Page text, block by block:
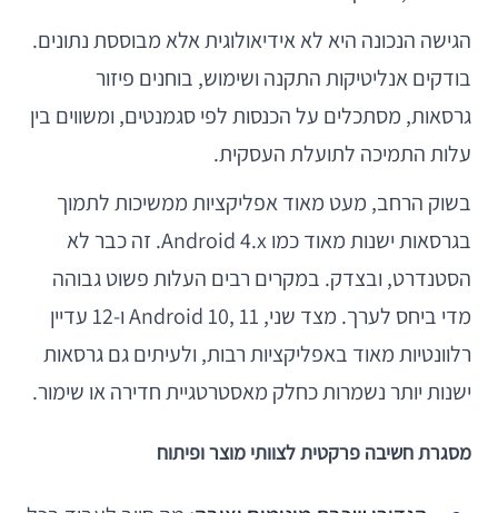
הגישה הנכונה היא לא אידיאולוגית אלא מבוססת נתונים.
בודקים אנליטיקות התקנה ושימוש, בוחנים פיזור
גרסאות, מסתכלים על הכנסות לפי סגמנטים, ומשווים בין
עלות התמיכה לתועלת העסקית.
בשוק הרחב, מעט מאוד אפליקציות ממשיכות לתמוך
בגרסאות ישנות מאוד כמו Android 4.x. זה כבר לא
הסטנדרט, ובצדק. במקרים רבים העלות פשוט גבוהה
מדי ביחס לערך. מצד שני, Android 10, 11 ו-12 עדיין
רלוונטיות מאוד באפליקציות רבות, ולעיתים גם גרסאות
ישנות יותר נשמרות כחלק מאסטרטגיית חדירה או שימור.
מסגרת חשיבה פרקטית לצוותי מוצר ופיתוח